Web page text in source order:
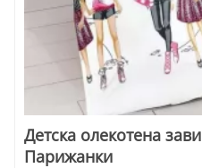
Детска олекотена
Парижанки